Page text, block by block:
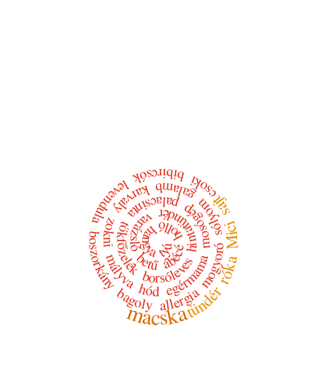
macskatündér
róka
Mici
sajt
csoki
bibircsók
levendula
boszorkány
bagolyallergia
mogyoró
sólyom
galamb
karvaly
zokni
mályvahód egérmama
mosógép
palacsinta
tökfőzelékborsóleves
hintatündér
varázsló
betűábécé
holló
hangyatyúk